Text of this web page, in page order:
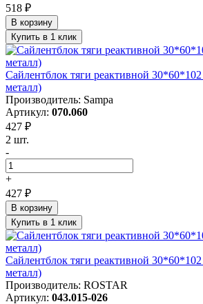
518 ₽
В корзину
Купить в 1 клик
Сайлентблок тяги реактивной
металл)
Производитель: Sampa
Артикул: 070.060
427 ₽
2 шт.
-
+
427 ₽
В корзину
Купить в 1 клик
Сайлентблок тяги реактивной
металл)
Производитель: ROSTAR
Артикул: 043.015-026